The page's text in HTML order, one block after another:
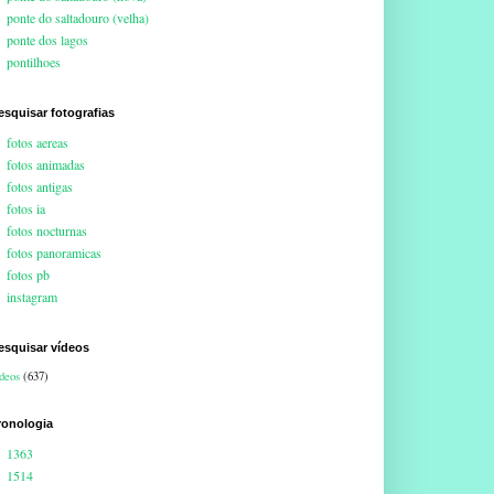
ponte do saltadouro (velha)
ponte dos lagos
pontilhoes
fotografias
fotos aereas
fotos animadas
fotos antigas
fotos ia
fotos nocturnas
fotos panoramicas
fotos pb
instagram
vídeos
(637)
1363
1514